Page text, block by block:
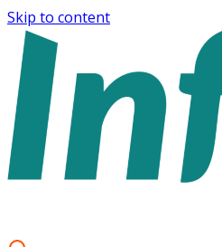
Skip to content